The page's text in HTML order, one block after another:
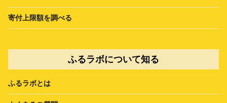
寄付上限額を調べる
ふるラボについて知る
ふるラボとは